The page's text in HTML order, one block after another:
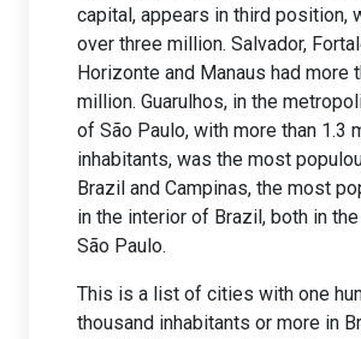
capital, appears in third position,
over three million. Salvador,
Horizonte and Manaus had more
million. Guarulhos, in the
of São Paulo, with more than 1.3
inhabitants, was the most
Brazil and Campinas, the most
in the interior of Brazil, both in
São Paulo.
This is a list of cities with one
thousand inhabitants or more in